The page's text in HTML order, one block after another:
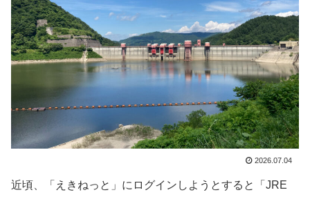
2026.07.04
近頃、「えきねっと」にログインしようとすると「JRE